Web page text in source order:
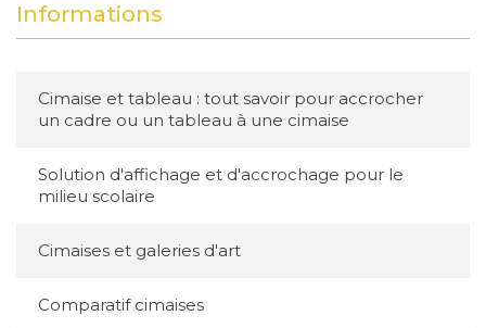
Informations
Cimaise et tableau : tout savoir pour accrocher
un cadre ou un tableau à une cimaise
Solution d'affichage et d'accrochage pour le
milieu scolaire
Cimaises et galeries d'art
Comparatif cimaises